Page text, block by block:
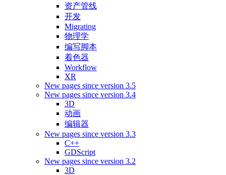
资产管线
开发
Migrating
物理学
编写脚本
着色器
Workflow
XR
New pages since version 3.5
New pages since version 3.4
3D
动画
编辑器
New pages since version 3.3
C++
GDScript
New pages since version 3.2
3D